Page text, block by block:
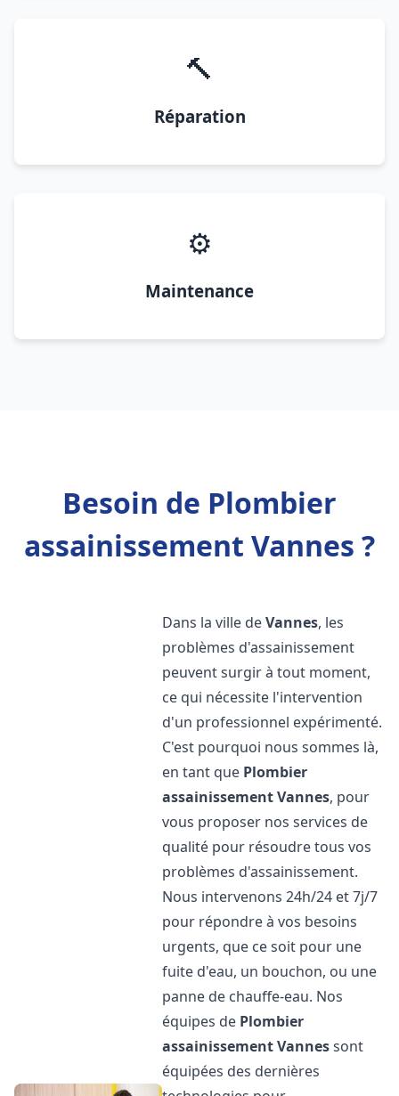
🔨
Réparation
⚙️
Maintenance
Besoin de Plombier
assainissement Vannes ?
Dans la ville deVannes, les
problèmes d'assainissement
peuvent surgir à tout moment,
ce qui nécessite l'intervention
d'un professionnel expérimenté.
C'est pourquoi nous sommes là,
en tant que Plombier
assainissementVannes, pour
vous proposer nos services de
qualité pour résoudre tous vos
problèmes d'assainissement.
Nous intervenons 24h/24 et 7j/7
pour répondre à vos besoins
urgents, que ce soit pour une
fuite d'eau, un bouchon, ou une
panne de chauffe-eau. Nos
équipes de Plombier
assainissementVannessont
équipées des dernières